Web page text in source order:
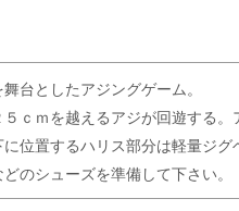
台としたアジングゲーム。
ｃｍを越えるアジが回遊する
位置するハリス部分は軽量ジ
のシューズを準備して下さい。